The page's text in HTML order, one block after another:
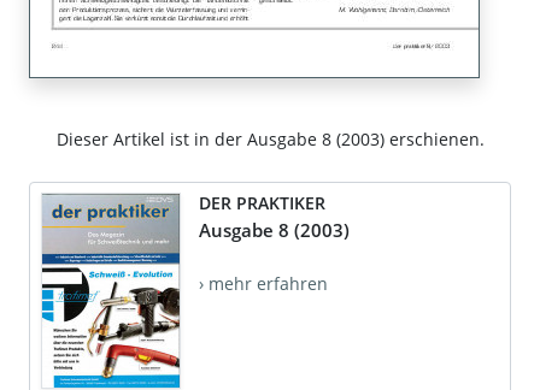
Dieser Artikel ist in der Ausgabe 8 (2003) erschienen.
DER PRAKTIKER
Ausgabe 8 (2003)
› mehr erfahren